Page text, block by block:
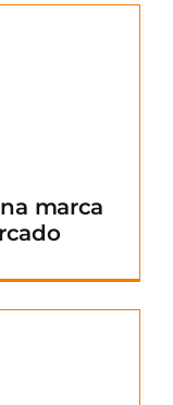
marca